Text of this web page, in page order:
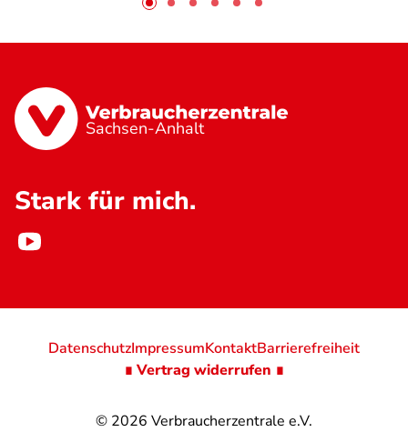
Sachsen-Anhalt
Stark für mich.
© 2026 Verbraucherzentrale e.V.
DatenschutzImpressumKontaktBarrierefreiheit
∎ Vertrag widerrufen ∎